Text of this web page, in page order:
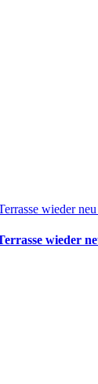
wieder